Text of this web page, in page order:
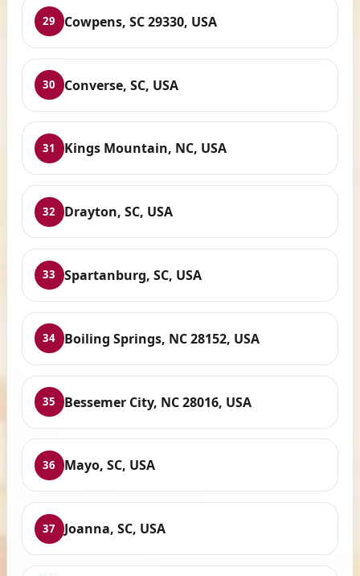
29 Cowpens, SC 29330, USA
30 Converse, SC, USA
31 Kings Mountain, NC, USA
32 Drayton, SC, USA
33 Spartanburg, SC, USA
34 Boiling Springs, NC 28152, USA
35 Bessemer City, NC 28016, USA
36 Mayo, SC, USA
37 Joanna, SC, USA